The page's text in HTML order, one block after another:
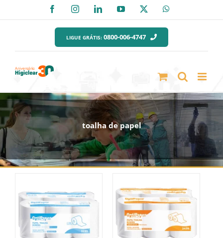
para
FacebookInstagramLinkedInYouTube
LIGUE GRÁTIS: 0800-006-4747
toalha de papel